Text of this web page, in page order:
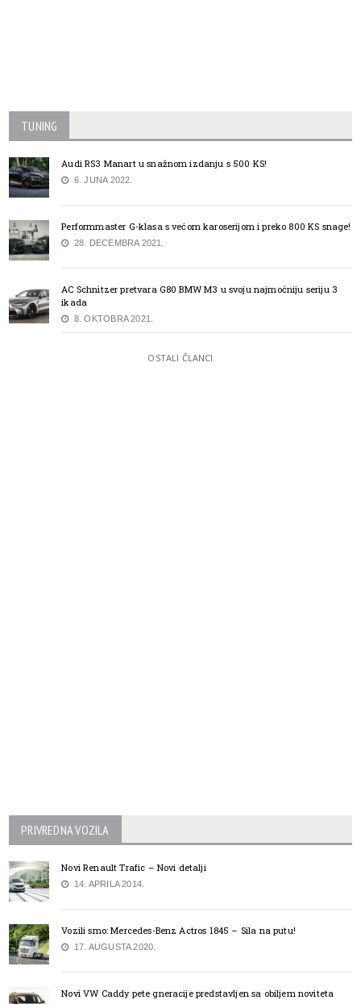
TUNING
Audi RS3 Manart u snažnom izdanju s 500 KS!
6. JUNA 2022.
Performmaster G-klasa s većom karoserijom i preko 800 KS snage!
28. DECEMBRA 2021.
AC Schnitzer pretvara G80 BMW M3 u svoju najmoćniju seriju 3
ikada
8. OKTOBRA 2021.
OSTALI ČLANCI
PRIVREDNA VOZILA
Novi Renault Trafic – Novi detalji
14. APRILA 2014.
Vozili smo: Mercedes-Benz Actros 1845 – Sila na putu!
17. AUGUSTA 2020.
Novi VW Caddy pete gneracije predstavljen sa obiljem noviteta